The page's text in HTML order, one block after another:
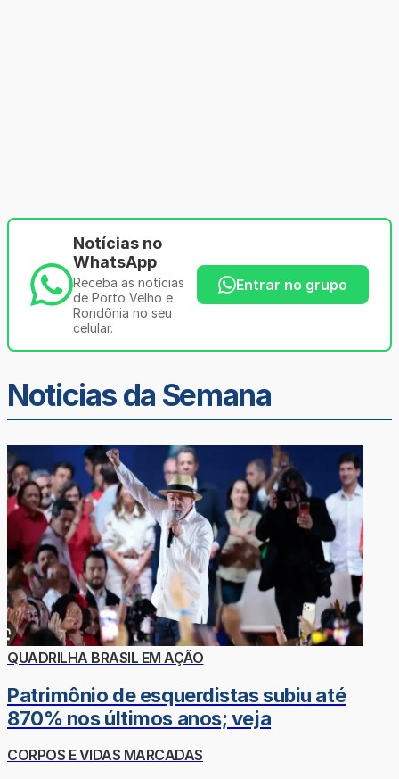
Notícias no
WhatsApp
Receba as notícias
de Porto Velho e
Rondônia no seu
celular.
Entrar no grupo
Noticias da Semana
QUADRILHA BRASIL EM AÇÃO
Patrimônio de esquerdistas subiu até
870% nos últimos anos; veja
CORPOS E VIDAS MARCADAS